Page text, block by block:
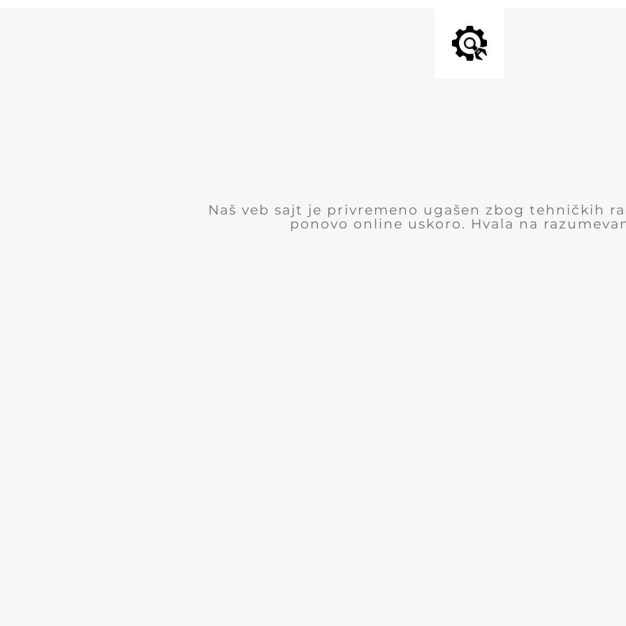
Naš veb sajt je privremeno ugašen zbog tehničkih
ponovo online uskoro. Hvala na